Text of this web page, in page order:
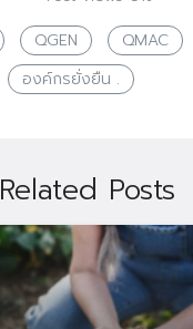
QGEN
QMAC
องค์กรยั่งยืน .
Related Posts